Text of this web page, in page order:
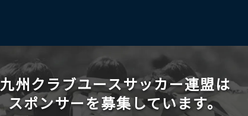
九州クラブユースサッカー連盟は
スポンサーを募集しています。